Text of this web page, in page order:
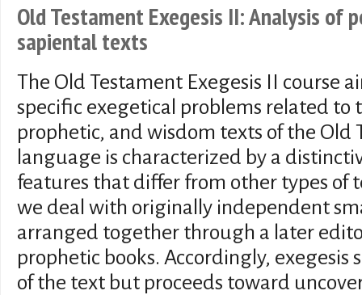
Old Testament Exegesis II: Analysis of
sapiental texts
The Old Testament Exegesis II course
specific exegetical problems related to
prophetic, and wisdom texts of the Old
language is characterized by a
features that differ from other types of
we deal with originally independent
arranged together through a later
prophetic books. Accordingly,
of the text but proceeds toward